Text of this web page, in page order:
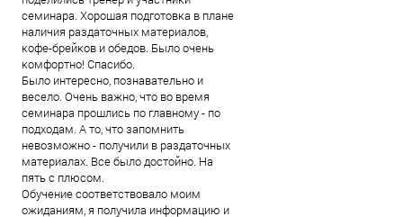
семинара. Хорошая подготовка в плане
наличия раздаточных материалов,
кофе-брейков и обедов. Было очень
комфортно! Спасибо.
Было интересно, познавательно и
весело. Очень важно, что во время
семинара прошлись по главному - по
подходам. А то, что запомнить
невозможно - получили в раздаточных
материалах. Все было достойно. На
пять с плюсом.
Обучение соответствовало моим
ожиданиям, я получила информацию и